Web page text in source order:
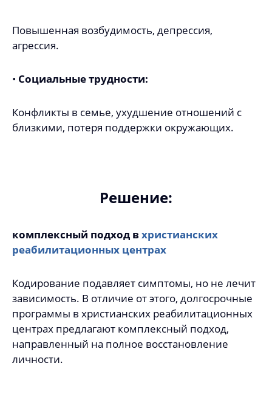
Повышенная возбудимость, депрессия,
агрессия.
• Социальные трудности:
Конфликты в семье, ухудшение отношений с
близкими, потеря поддержки окружающих.
Решение:
комплексный подход вхристианских
реабилитационных центрах
Кодирование подавляет симптомы, но не лечит
зависимость. В отличие от этого, долгосрочные
программы в христианских реабилитационных
центрах предлагают комплексный подход,
направленный на полное восстановление
личности.